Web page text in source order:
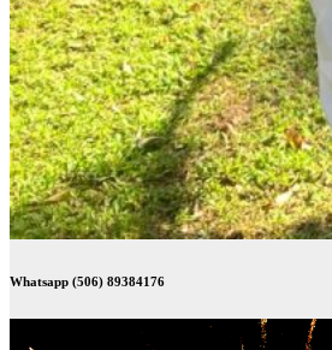
Whatsapp (506) 89384176